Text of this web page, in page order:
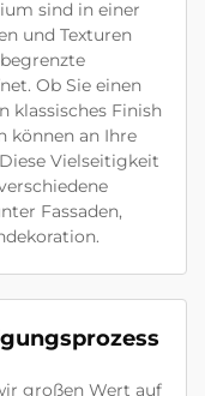
sind in einer
und Texturen
Ob Sie einen
klassisches Finish
können an Ihre
Vielseitigkeit
Fassaden,
großen Wert auf